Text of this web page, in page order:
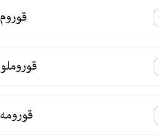
قوروم
قوروملو
قورومه